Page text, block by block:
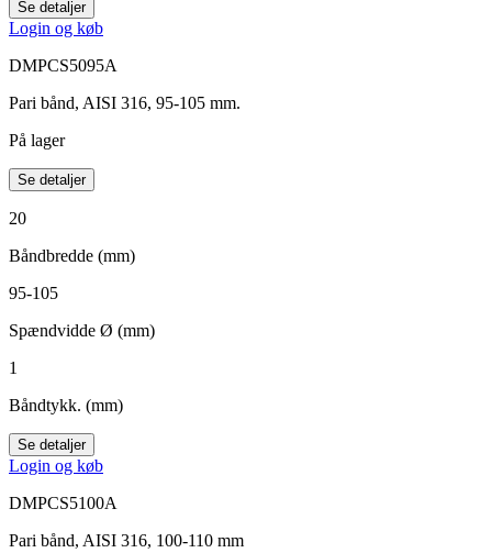
Se detaljer
Login og køb
DMPCS5095A
Pari bånd, AISI 316, 95-105 mm.
På lager
Se detaljer
20
Båndbredde (mm)
95-105
Spændvidde Ø (mm)
1
Båndtykk. (mm)
Se detaljer
Login og køb
DMPCS5100A
Pari bånd, AISI 316, 100-110 mm